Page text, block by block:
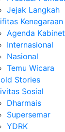
Jejak Langkah
Kenegaraan
Agenda Kabinet
Internasional
Nasional
Temu Wicara
Stories
Sosial
Dharmais
Supersemar
YDRK